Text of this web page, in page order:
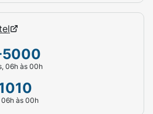
5000
06h às 00h
06h às 00h